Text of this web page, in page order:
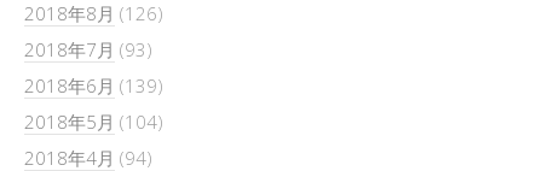
2018年8月 (126)
2018年7月 (93)
2018年6月 (139)
2018年5月 (104)
2018年4月 (94)